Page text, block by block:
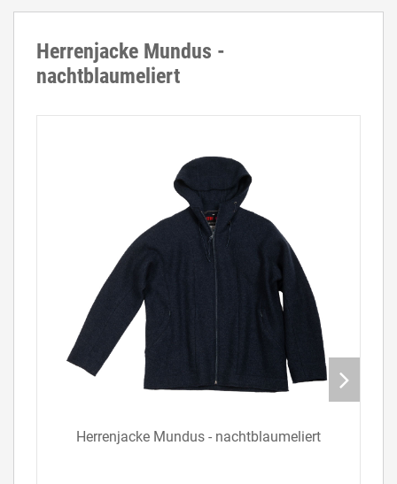
Herrenjacke Mundus -
nachtblaumeliert
Herrenjacke Mundus - nachtblaumeliert